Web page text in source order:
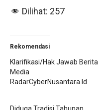
Dilihat: 257
Rekomendasi
Klarifikasi/Hak Jawab Berita
Media
RadarCyberNusantara.Id